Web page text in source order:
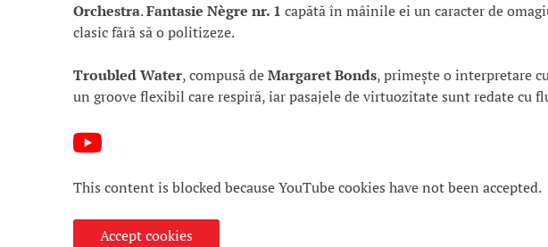
Orchestra.Fantasie Nègre nr. 1 capătă în mâinile ei un caracter de
clasic fără să o politizeze.
Troubled Water, compusă deMargaret Bonds, primește o interpretare
un groove flexibil care respiră, iar pasajele de virtuozitate sunt redate cu
This content is blocked because YouTube cookies have not been accepted.
Accept cookies